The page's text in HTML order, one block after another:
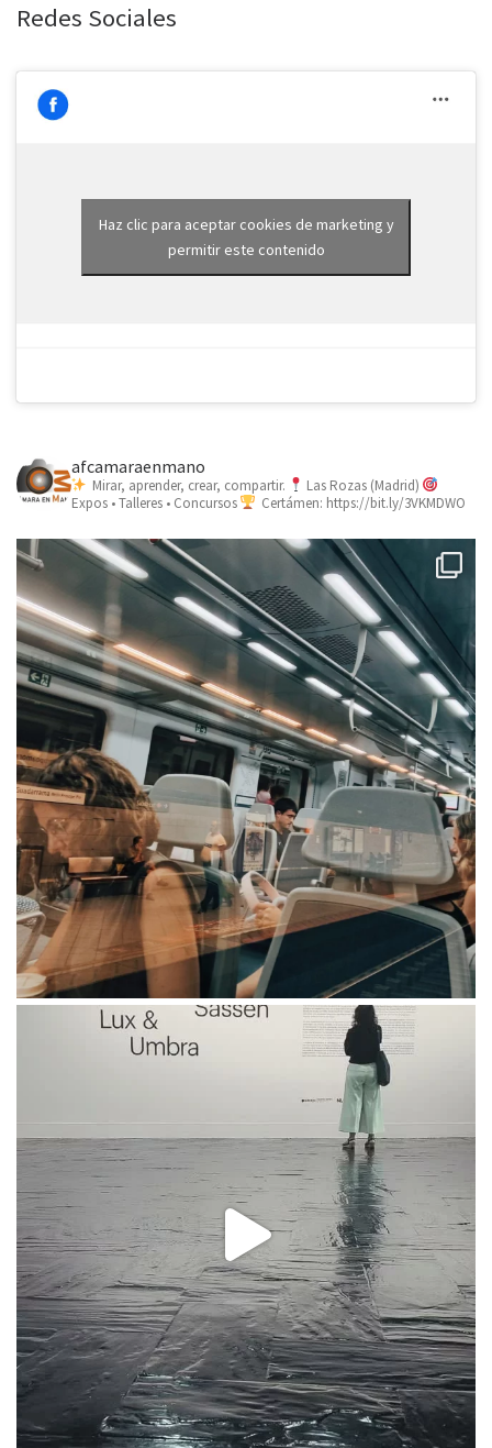
Redes Sociales
Haz clic para aceptar cookies de marketing y
permitir este contenido
afcamaraenmano
Mirar, aprender, crear, compartir.
Las Rozas (Madrid)
Expos • Talleres • Concursos
Certámen: https://bit.ly/3VKMDWO